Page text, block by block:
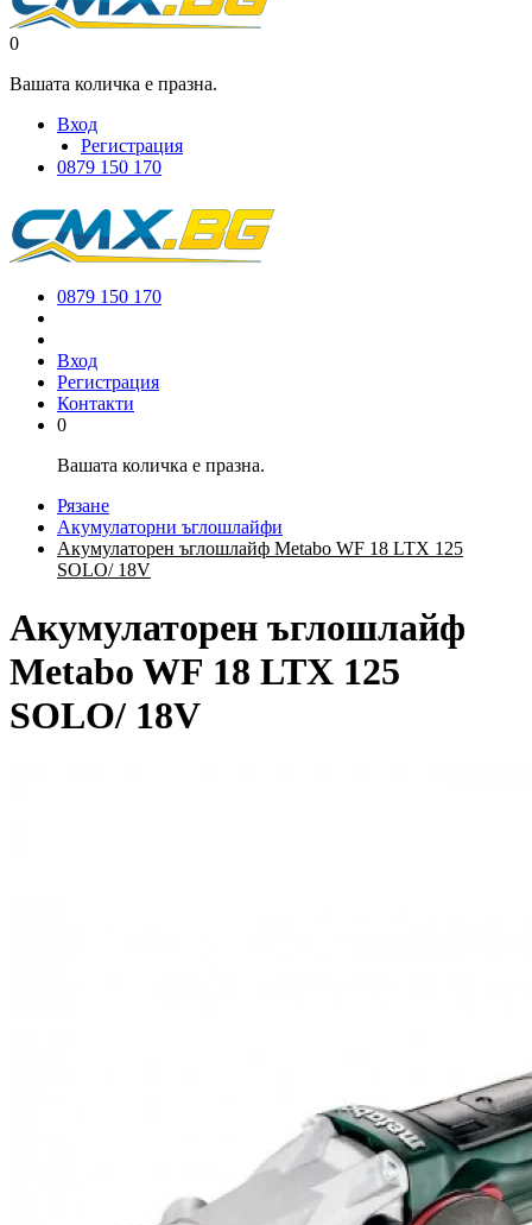
0
Вашата количка е празна.
Вход
Регистрация
0879 150 170
0879 150 170
Вход
Регистрация
Контакти
0
Вашата количка е празна.
Рязане
Акумулаторни ъглошлайфи
Акумулаторен ъглошлайф Metabo WF 18 LTX 125
SOLO/ 18V
Акумулаторен ъглошлайф
Metabo WF 18 LTX 125
SOLO/ 18V